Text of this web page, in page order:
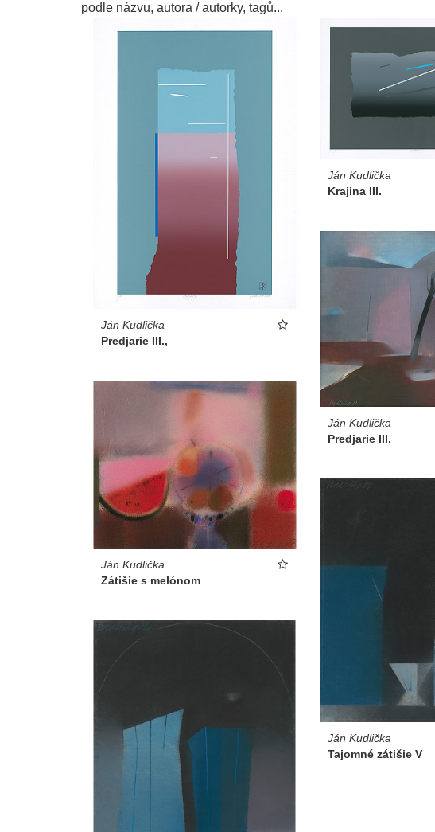
podle názvu, autora / autorky, tagů...
Ján Kudlička
Predjarie III.,
Ján Kudlička
Krajina III.
Ján Kudlička
Predjarie III.
Ján Kudlička
Zátišie s melónom
Ján Kudlička
Tajomné zátišie V